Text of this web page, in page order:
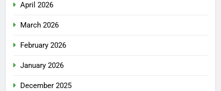
April 2026
March 2026
February 2026
January 2026
December 2025